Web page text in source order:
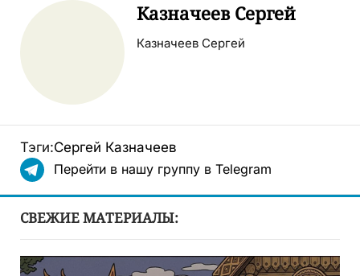
Казначеев Сергей
Казначеев Сергей
Тэги:Сергей Казначеев
Перейти в нашу группу в Telegram
СВЕЖИЕ МАТЕРИАЛЫ: